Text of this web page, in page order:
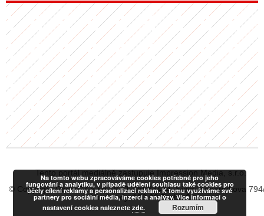
Tento portál mediálně zastupuje Impression Media, s.r.o.
© Copyright RadiaCZ s.r.o., IČO: 06533434, Sídlo: Koperníkova
Vinohrady, 120 00 Praha 2
Na tomto webu zpracováváme cookies potřebné pro jeho
fungování a analytiku, v případě udělení souhlasu také cookies pro
účely cílení reklamy a personalizaci reklam. K tomu využíváme své
partnery pro sociální média, inzerci a analýzy. Více informací o
nastavení cookies naleznete zde. Rozumím